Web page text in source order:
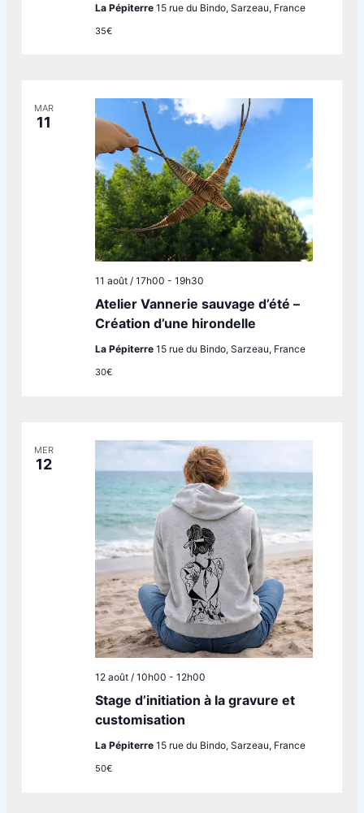
La Pépiterre 15 rue du Bindo, Sarzeau, France
35€
MAR
11
Atelier Vannerie sauvage d’été –
Création d’une hirondelle
11 août / 17h00 - 19h30
La Pépiterre 15 rue du Bindo, Sarzeau, France
30€
MER
12
Stage d’initiation à la gravure et
customisation
12 août / 10h00 - 12h00
La Pépiterre 15 rue du Bindo, Sarzeau, France
50€